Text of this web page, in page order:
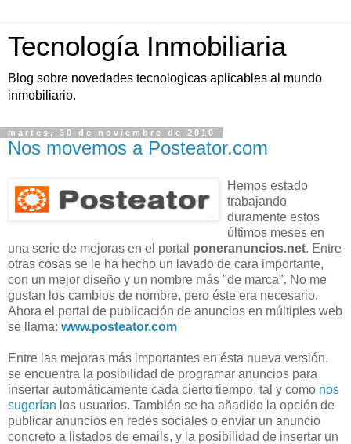
Tecnología Inmobiliaria
Blog sobre novedades tecnologicas aplicables al mundo
inmobiliario.
martes, 30 de noviembre de 2010
Nos movemos a Posteator.com
Hemos estado
trabajando
duramente estos
últimos meses en
una serie de mejoras en el portal poneranuncios.net. Entre
otras cosas se le ha hecho un lavado de cara importante,
con un mejor diseño y un nombre más "de marca". No me
gustan los cambios de nombre, pero éste era necesario.
Ahora el portal de publicación de anuncios en múltiples web
se llama: www.posteator.com
Entre las mejoras más importantes en ésta nueva versión,
se encuentra la posibilidad de programar anuncios para
insertar automáticamente cada cierto tiempo, tal y como nos
sugerían los usuarios. También se ha añadido la opción de
publicar anuncios en redes sociales o enviar un anuncio
concreto a listados de emails, y la posibilidad de insertar un